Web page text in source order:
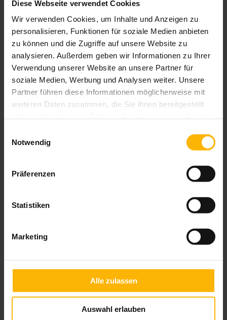
Diese Webseite verwendet Cookies
Wir verwenden Cookies, um Inhalte und Anzeigen zu
personalisieren, Funktionen für soziale Medien anbieten
zu können und die Zugriffe auf unsere Website zu
analysieren. Außerdem geben wir Informationen zu Ihrer
Verwendung unserer Website an unsere Partner für
soziale Medien, Werbung und Analysen weiter. Unsere
Partner führen diese Informationen möglicherweise mit
weiteren Daten zusammen, die Sie ihnen bereitgestellt
Notwendig
Präferenzen
Statistiken
Marketing
Alle zulassen
Auswahl erlauben